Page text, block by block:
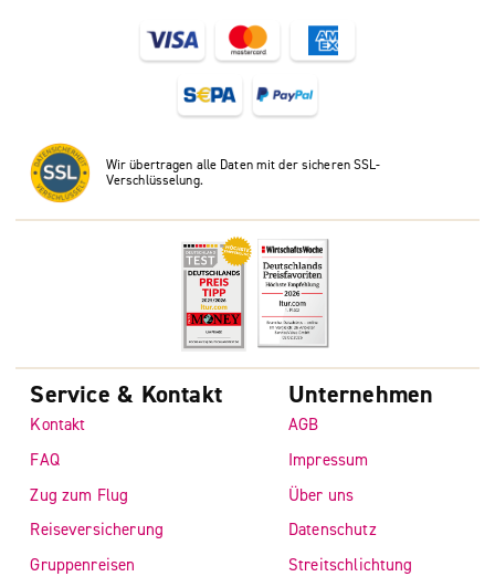
Wir übertragen alle Daten mit der sicheren SSL-
Verschlüsselung.
Service & Kontakt
Kontakt
FAQ
Zug zum Flug
Reiseversicherung
Gruppenreisen
Unternehmen
AGB
Impressum
Über uns
Datenschutz
Streitschlichtung